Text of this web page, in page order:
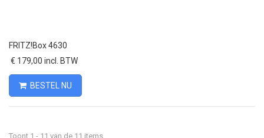
FRITZ!Box 4630
€ 179,00 incl. BTW
BESTEL NU
Toont 1 - 11 van de 11 items